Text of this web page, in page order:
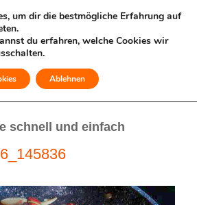
schnell und einfach
um dir die bestmögliche Erfahrung auf
du erfahren, welche Cookies wir
Ablehnen